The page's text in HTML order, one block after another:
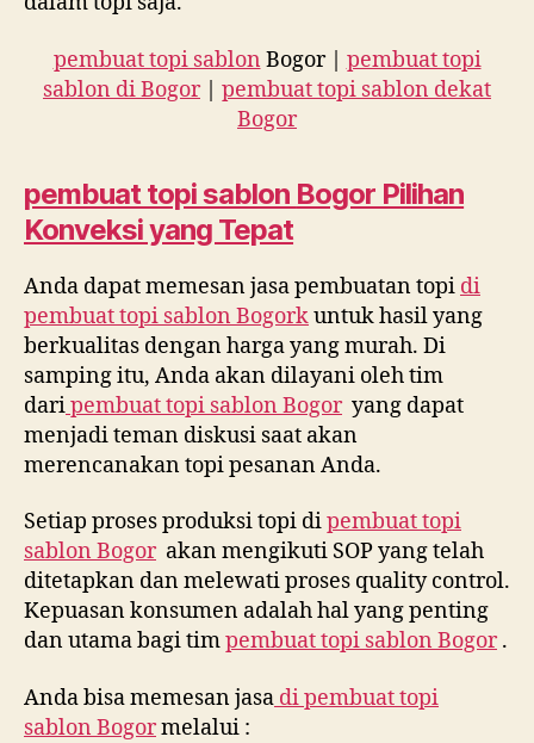
pembuat topi sablon Bogor | pembuat topi
sablon di Bogor| pembuat topi sablon dekat
Bogor
pembuat topi sablon Bogor Pilihan
Konveksi yang Tepat
Anda dapat memesan jasa pembuatan topi di
pembuat topi sablon Bogorkuntuk hasil yang
berkualitas dengan harga yang murah. Di
samping itu, Anda akan dilayani oleh tim
daripembuat topi sablon Bogoryang dapat
menjadi teman diskusi saat akan
merencanakan topi pesanan Anda.
Setiap proses produksi topi dipembuat topi
sablon Bogorakan mengikuti SOP yang telah
ditetapkan dan melewati proses quality control.
Kepuasan konsumen adalah hal yang penting
dan utama bagi timpembuat topi sablon Bogor.
Anda bisa memesan jasa dipembuat topi
sablon Bogormelalui :